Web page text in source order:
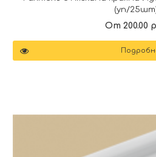
(уп/
От 200.00